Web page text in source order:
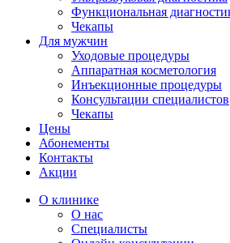
Функциональная
Чекапы
Для мужчин
Уходовые процедуры
Аппаратная косметология
Инъекционные процедуры
Консультации специалистов
Чекапы
Цены
Абонементы
Контакты
Акции
О клинике
О нас
Специалисты